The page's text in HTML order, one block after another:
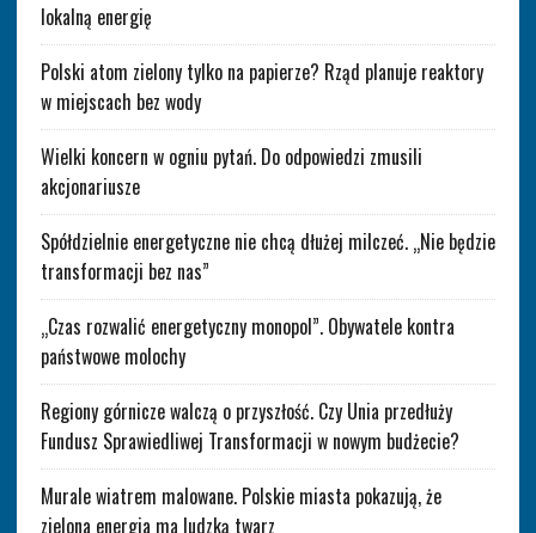
lokalną energię
Polski atom zielony tylko na papierze? Rząd planuje reaktory
w miejscach bez wody
Wielki koncern w ogniu pytań. Do odpowiedzi zmusili
akcjonariusze
Spółdzielnie energetyczne nie chcą dłużej milczeć. „Nie będzie
transformacji bez nas”
„Czas rozwalić energetyczny monopol”. Obywatele kontra
państwowe molochy
Regiony górnicze walczą o przyszłość. Czy Unia przedłuży
Fundusz Sprawiedliwej Transformacji w nowym budżecie?
Murale wiatrem malowane. Polskie miasta pokazują, że
zielona energia ma ludzką twarz